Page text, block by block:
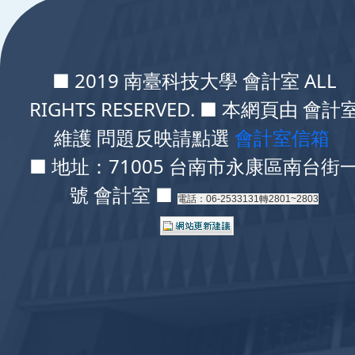
■ 2019 南臺科技大學 會計室 ALL
RIGHTS RESERVED. ■ 本網頁由 會計
維護 問題反映請點選會計室信箱
■ 地址：71005 台南市永康區南台街
號 會計室 ■電話：06-2533131轉2801~2803